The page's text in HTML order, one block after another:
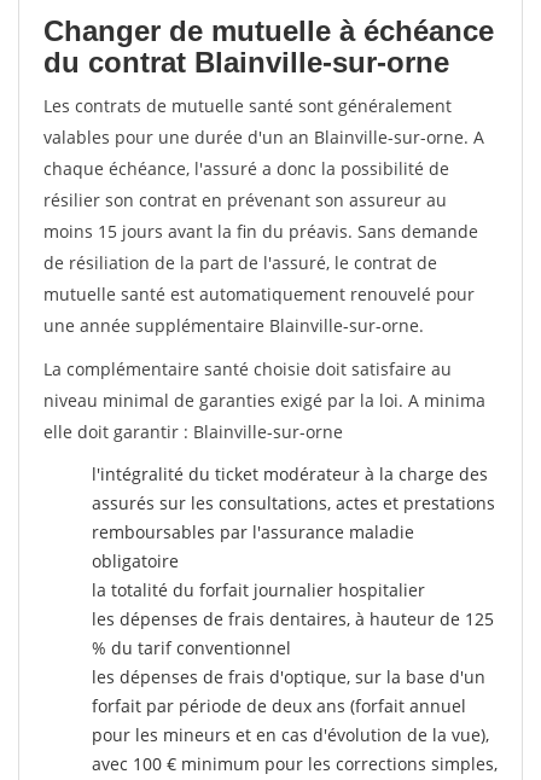
Changer de mutuelle à échéance
du contrat Blainville-sur-orne
Les contrats de mutuelle santé sont généralement
valables pour une durée d'un an Blainville-sur-orne. A
chaque échéance, l'assuré a donc la possibilité de
résilier son contrat en prévenant son assureur au
moins 15 jours avant la fin du préavis. Sans demande
de résiliation de la part de l'assuré, le contrat de
mutuelle santé est automatiquement renouvelé pour
une année supplémentaire Blainville-sur-orne.
La complémentaire santé choisie doit satisfaire au
niveau minimal de garanties exigé par la loi. A minima
elle doit garantir : Blainville-sur-orne
l'intégralité du ticket modérateur à la charge des
assurés sur les consultations, actes et prestations
remboursables par l'assurance maladie
obligatoire
la totalité du forfait journalier hospitalier
les dépenses de frais dentaires, à hauteur de 125
% du tarif conventionnel
les dépenses de frais d'optique, sur la base d'un
forfait par période de deux ans (forfait annuel
pour les mineurs et en cas d'évolution de la vue),
avec 100 € minimum pour les corrections simples,